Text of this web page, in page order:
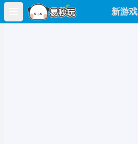
Open main menu
新游戏